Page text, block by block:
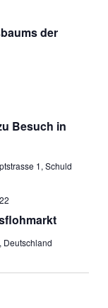
der
Besuch in
1, Schuld
Deutschland